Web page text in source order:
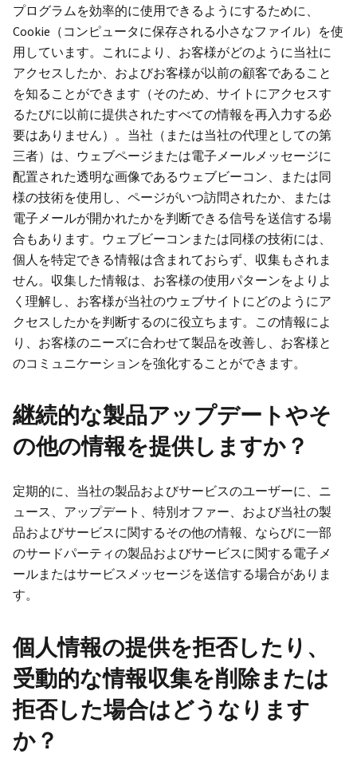
プログラムを効率的に使用できるようにするために、
Cookie（コンピュータに保存される小さなファイル）を使
用しています。これにより、お客様がどのように当社に
アクセスしたか、およびお客様が以前の顧客であること
を知ることができます（そのため、サイトにアクセスす
るたびに以前に提供されたすべての情報を再入力する必
要はありません）。当社（または当社の代理としての第
三者）は、ウェブページまたは電子メールメッセージに
配置された透明な画像であるウェブビーコン、または同
様の技術を使用し、ページがいつ訪問されたか、または
電子メールが開かれたかを判断できる信号を送信する場
合もあります。ウェブビーコンまたは同様の技術には、
個人を特定できる情報は含まれておらず、収集もされま
せん。収集した情報は、お客様の使用パターンをよりよ
く理解し、お客様が当社のウェブサイトにどのようにア
クセスしたかを判断するのに役立ちます。この情報によ
り、お客様のニーズに合わせて製品を改善し、お客様と
のコミュニケーションを強化することができます。
継続的な製品アップデートやそ
の他の情報を提供しますか？
定期的に、当社の製品およびサービスのユーザーに、ニ
ュース、アップデート、特別オファー、および当社の製
品およびサービスに関するその他の情報、ならびに一部
のサードパーティの製品およびサービスに関する電子メ
ールまたはサービスメッセージを送信する場合がありま
す。
個人情報の提供を拒否したり、
受動的な情報収集を削除または
拒否した場合はどうなります
か？